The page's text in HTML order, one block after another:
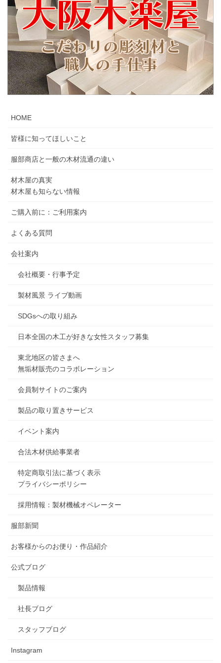
HOME
皆様に知ってほしいこと
服部商店と一般の木材流通の違い
材木屋の真実
材木屋も知らない情報
ご購入前に：ご利用案内
よくある質問
会社案内
会社概要・行事予定
製材風景 ライブ動画
SDGsへの取り組み
日本全国の木工が好きな女性スタッフ募集
東北地区の皆さまへ
無垢材販売のコラボレーション
会員制サイトのご案内
製品の取り置きサービス
イベント案内
合法木材供給事業者
特定商取引法に基づく表示
プライバシーポリシー
採用情報：製材機械オペレーター
服部新聞
お客様からのお便り・作品紹介
公式ブログ
製品情報
社長ブログ
スタッフブログ
Instagram